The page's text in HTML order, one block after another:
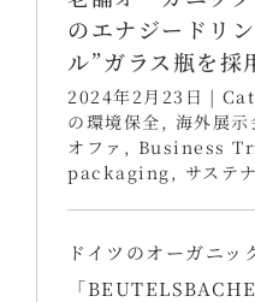
のエナジードリ
ル”ガラス瓶を採
2024年2月23日 |
の環境保全 , 海外展示
オファ , Business
packaging , サステ
ドイツのオーガニッ
「